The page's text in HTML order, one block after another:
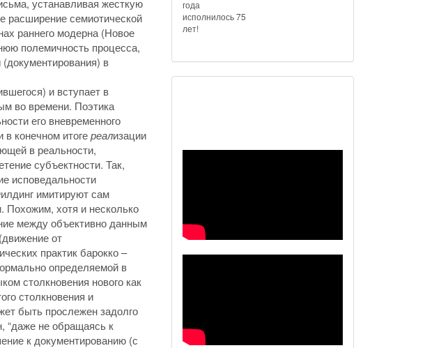
расширение семиотической
раннего модерна (Новое
полемичность процесса,
в
и вступает в
во времени. Поэтика
его вневременного
в конечном итогереализации
в реальности,
субъектности. Так,
исповедальности
имитируют сам
Похожим, хотя и несколько
между объективно данным
от
практик барокко –
определяемой в
столкновения нового как
столкновения и
быть прослежен задолго
“даже не обращаясь к
к документированию (с
года
исполнилось 75
лет!